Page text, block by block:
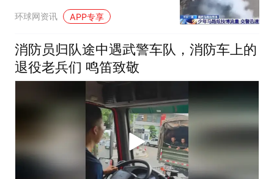
飙车炸街乱象
环球网资讯 APP专享
消防员归队途中遇武警车队，消防车上的
退役老兵们 鸣笛致敬